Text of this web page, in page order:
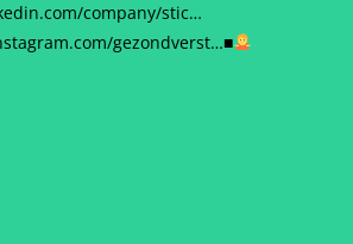
company/stic…
gezondverst…■